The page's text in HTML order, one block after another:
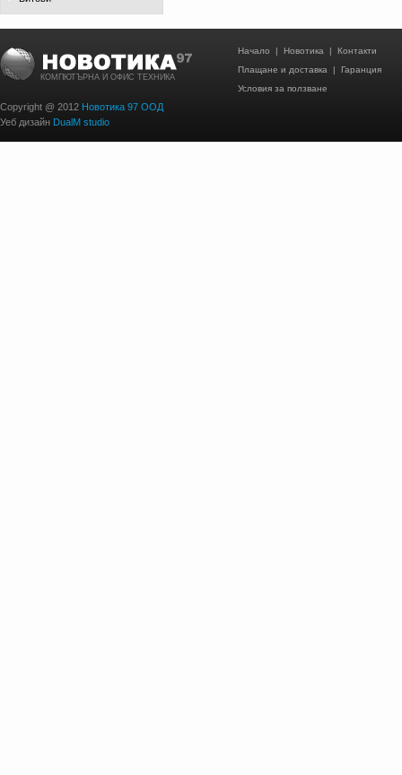
КОМПЮТЪРНА И ОФИС ТЕХНИКА
Copyright @ 2012 Новотика 97 ООД
Уеб дизайн DualM studio
Начало | Новотика | Контакти
Плащане и доставка | Гаранция
Условия за ползване